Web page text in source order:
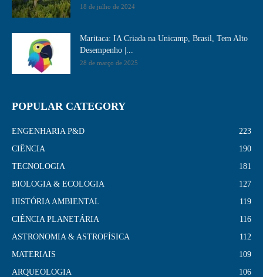
18 de julho de 2024
Maritaca: IA Criada na Unicamp, Brasil, Tem Alto
Desempenho​ |...
28 de março de 2025
POPULAR CATEGORY
ENGENHARIA P&D
223
CIÊNCIA
190
TECNOLOGIA
181
BIOLOGIA & ECOLOGIA
127
HISTÓRIA AMBIENTAL
119
CIÊNCIA PLANETÁRIA
116
ASTRONOMIA & ASTROFÍSICA
112
MATERIAIS
109
ARQUEOLOGIA
106